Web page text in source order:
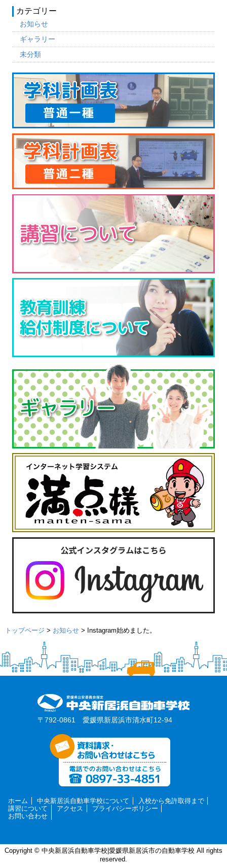
カテゴリー
お知らせ
ギャラリー
未分類
トップページ > お知らせ > Instagram始めました。
〒792-0861 愛媛県新居浜市清水町12-94
ホーム 中央新居浜自動車学校について
入校から免許取得まで
講習について
アクセス
プライバシーポリシー
お問い合わせ
Copyright © 中央新居浜自動車学校|愛媛県新居浜市の自動車学校 All rights
reserved.